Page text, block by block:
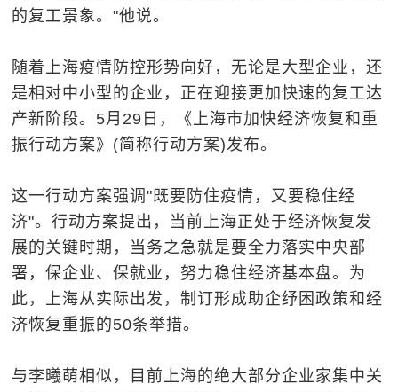
的复工景象。"他说。
随着上海疫情防控形势向好，无论是大型企业，还
是相对中小型的企业，正在迎接更加快速的复工达
产新阶段。5月29日，《上海市加快经济恢复和重
振行动方案》(简称行动方案)发布。
这一行动方案强调"既要防住疫情，又要稳住经
济"。行动方案提出，当前上海正处于经济恢复发
展的关键时期，当务之急就是要全力落实中央部
署，保企业、保就业，努力稳住经济基本盘。为
此，上海从实际出发，制订形成助企纾困政策和经
济恢复重振的50条举措。
与李曦萌相似，目前上海的绝大部分企业家集中关